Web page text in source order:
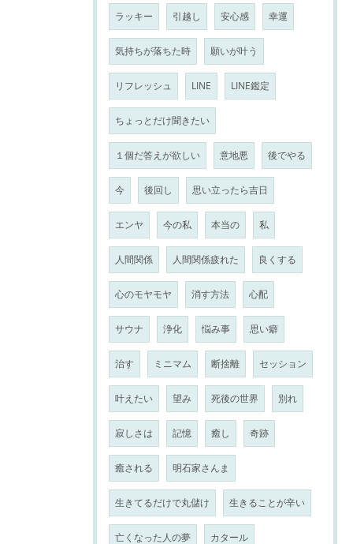
ラッキー 引越し 安心感 幸運
気持ちが落ちた時 願いが叶う
リフレッシュ LINE LINE鑑定
ちょっとだけ聞きたい
１個だ答えが欲しい 意地悪 後でやる
今 後回し 思い立ったら吉日
エンヤ 今の私 本当の 私
人間関係 人間関係疲れた 良くする
心のモヤモヤ 消す方法 心配
サウナ 浄化 悩み事 思い癖
治す ミニマム 断捨離 セッション
叶えたい 望み 死後の世界 別れ
寂しさは 記憶 癒し 奇跡
癒される 明石家さんま
生きてるだけで丸儲け 生きることが辛い
亡くなった人の夢 カタール